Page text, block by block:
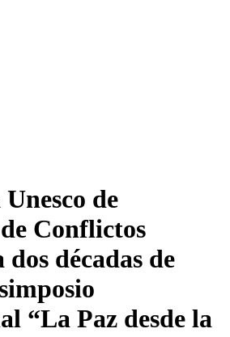
de
Conflictos
décadas de
“La Paz desde la